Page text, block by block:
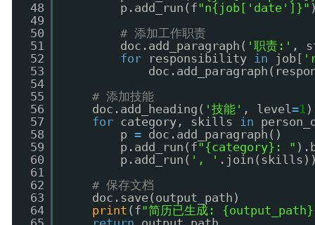
48
49
50
51
52
53
54
55
56
57
58
59
60
61
62
63
64
p.add_run(f"n{job['date']}"
# 添加工作职责
doc.add_paragraph( '职责:' ,
for
responsibility in job[
# 添加技能
doc.add_heading( '技能' , level=1 )
for category, skills in
p = doc.add_paragraph()
p.add_run(f"{category}: "
p.add_run( ', '
# 保存文档
doc.save(output_path)
print (f"简历已生成: